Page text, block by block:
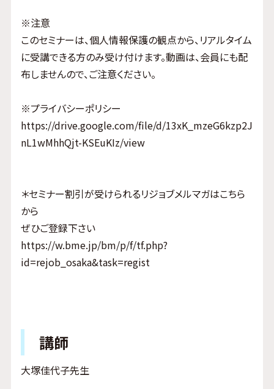
※注意
このセミナーは、個人情報保護の観点から、リアルタイム
に受講できる方のみ受け付けます。動画は、会員にも配
布しませんので、ご注意ください。
※プライバシーポリシー
https://drive.google.com/file/d/13xK_mzeG6kzp2J
nL1wMhhQjt-KSEuKIz/view
＊セミナー割引が受けられるリジョブメルマガはこちら
から
ぜひご登録下さい
https://w.bme.jp/bm/p/f/tf.php?
id=rejob_osaka&task=regist
講師
大塚佳代子先生